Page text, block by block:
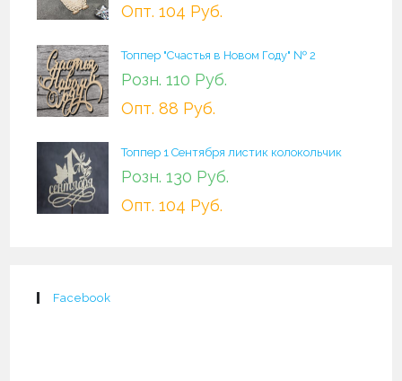
Опт. 104 Руб.
Топпер "Счастья в Новом Году" № 2
Розн. 110 Руб.
Опт. 88 Руб.
Топпер 1 Сентября листик колокольчик
Розн. 130 Руб.
Опт. 104 Руб.
Facebook